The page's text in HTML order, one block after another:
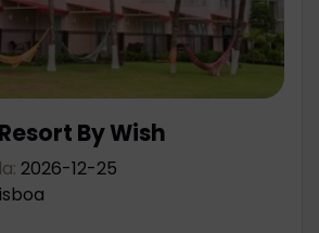
By Wish
2026-12-25